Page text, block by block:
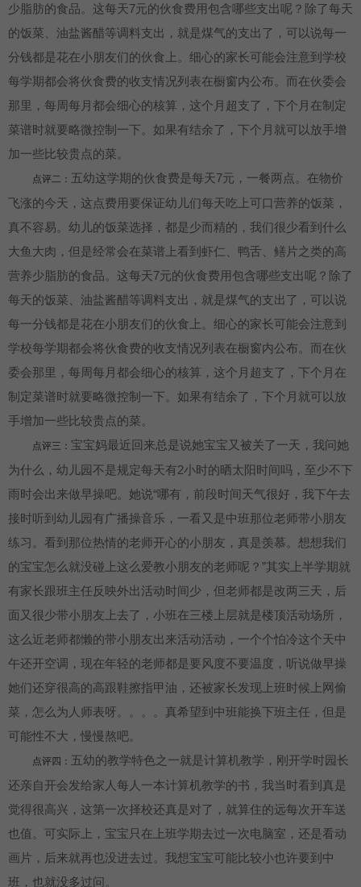
少脂肪的食品。这每天7元的伙食费用包含哪些支出呢？除了每天
的饭菜、油盐酱醋等调料支出，就是煤气的支出了，可以说每一
分钱都是花在小朋友们的伙食上。细心的家长可能会注意到学校
每学期都会将伙食费的收支情况列表在橱窗内公布。而在伙委会
那里，每周每月都会细心的核算，这个月超支了，下个月在制定
菜谱时就要略微控制一下。如果有结余了，下个月就可以放手增
加一些比较贵点的菜。
点评二： 五幼这学期的伙食费是每天7元，一餐两点。在物价
飞涨的今天，这点费用要保证幼儿们每天吃上可口营养的饭菜，
真不容易。幼儿的饭菜选择，都是少而精的，我们很少看到什么
大鱼大肉，但是经常会在菜谱上看到虾仁、鸭舌、鳝片之类的高
营养少脂肪的食品。这每天7元的伙食费用包含哪些支出呢？除了
每天的饭菜、油盐酱醋等调料支出，就是煤气的支出了，可以说
每一分钱都是花在小朋友们的伙食上。细心的家长可能会注意到
学校每学期都会将伙食费的收支情况列表在橱窗内公布。而在伙
委会那里，每周每月都会细心的核算，这个月超支了，下个月在
制定菜谱时就要略微控制一下。如果有结余了，下个月就可以放
手增加一些比较贵点的菜。
点评三： 宝宝妈最近回来总是说她宝宝又被关了一天，我问她
为什么，幼儿园不是规定每天有2小时的晒太阳时间吗，至少不下
雨时会出来做早操吧。她说“哪有，前段时间天气很好，我下午去
接时听到幼儿园有广播操音乐，一看又是中班那位老师带小朋友
练习。看到那位热情的老师开心的小朋友，真是羡慕。想想我们
的宝宝怎么就没碰上这么爱教小朋友的老师呢？”其实上半学期就
有家长跟班主任反映外出活动时间少，但老师都是改两三天，后
面又很少带小朋友上去了，小班在三楼上层就是楼顶活动场所，
这么近老师都懒的带小朋友出来活动活动，一个个怕冷这个天中
午还开空调，现在年轻的老师都是要风度不要温度，听说做早操
她们还穿很高的高跟鞋擦指甲油，还被家长发现上班时候上网偷
菜，怎么为人师表呀。。。。真希望到中班能换下班主任，但是
可能性不大，慢慢熬吧。
点评四： 五幼的教学特色之一就是计算机教学，刚开学时园长
还亲自开会发给家人每人一本计算机教学的书，我当时看到真是
觉得很高兴，这第一次择校还真是对了，就算住的远每次开车送
也值。可实际上，宝宝只在上班学期去过一次电脑室，还是看动
画片，后来就再也没进去过。我想宝宝可能比较小也许要到中
班，也就没多过问。